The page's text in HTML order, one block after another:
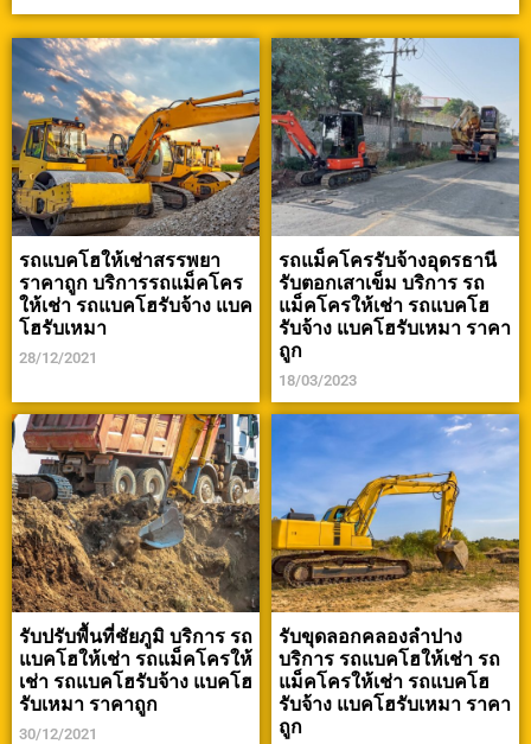
รถแบคโฮให้เช่าสรรพยา
ราคาถูก บริการรถแม็คโคร
ให้เช่า รถแบคโฮรับจ้าง แบค
โฮรับเหมา
28/12/2021
รถแม็คโครรับจ้างอุดรธานี
รับตอกเสาเข็ม บริการ รถ
แม็คโครให้เช่า รถแบคโฮ
รับจ้าง แบคโฮรับเหมา ราคา
ถูก
18/03/2023
รับปรับพื้นที่ชัยภูมิ บริการ รถ
แบคโฮให้เช่า รถแม็คโครให้
เช่า รถแบคโฮรับจ้าง แบคโฮ
รับเหมา ราคาถูก
30/12/2021
รับขุดลอกคลองลำปาง
บริการ รถแบคโฮให้เช่า รถ
แม็คโครให้เช่า รถแบคโฮ
รับจ้าง แบคโฮรับเหมา ราคา
ถูก